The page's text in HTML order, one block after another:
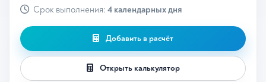
Срок выполнения: 4 календарных дня
Добавить в расчёт
Открыть калькулятор